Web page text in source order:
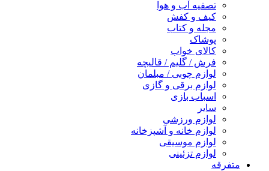
تصفیه آب و هوا
کیف و کفش
مجله و کتاب
پوشاک
کالای خواب
فرش / گلیم / قالیچه
لوازم چوبی / مبلمان
لوازم برقی و گازی
اسباب بازی
سایر
لوازم ورزشی
لوازم خانه و آشپزخانه
لوازم موسیقی
لوازم تزئینی
متفرقه